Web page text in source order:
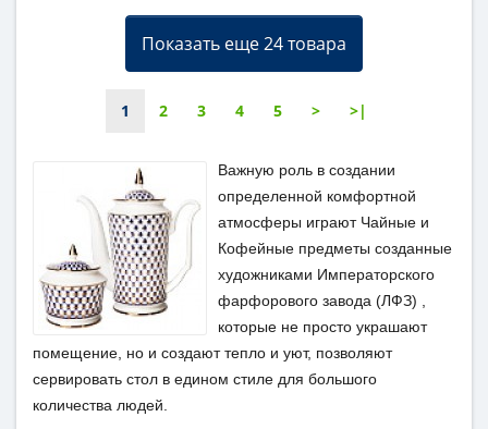
Показать еще 24 товара
1 2 3 4 5 > >|
Важную роль в создании
определенной комфортной
атмосферы играют Чайные и
Кофейные предметы созданные
художниками Императорского
фарфорового завода (ЛФЗ) ,
которые не просто украшают
помещение, но и создают тепло и уют, позволяют
сервировать стол в едином стиле для большого
количества людей.